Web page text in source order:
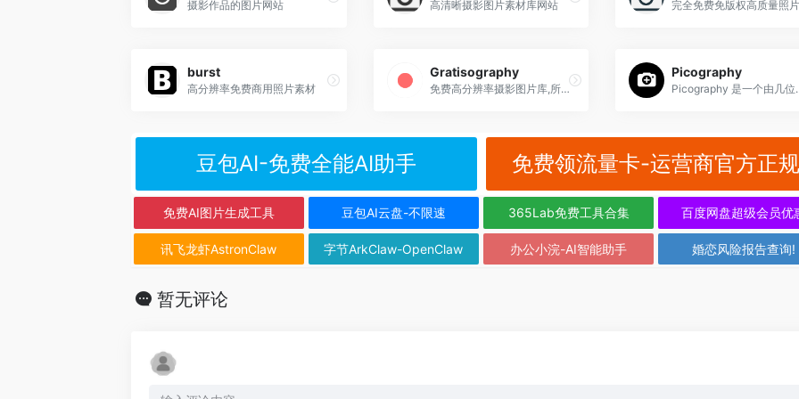
摄影作品的图片网站 高清晰摄影图片素材库网站
burst
高分辨率免费商用照片素材
Gratisography
免费高分辨率摄影图片库,所有的图片都可以用于个人或者商业用途
Picography
Picography 是一个由几位
豆包AI-免费全能AI助手 免费领流量卡-运营商官方正规
免费AI图片生成工具 豆包AI云盘-不限速 365Lab免费工具合集 百度网盘超级会员优
讯飞龙虾AstronClaw 字节ArkClaw-OpenClaw 办公小浣-AI智能助手 婚恋风险报告查询!
暂无评论